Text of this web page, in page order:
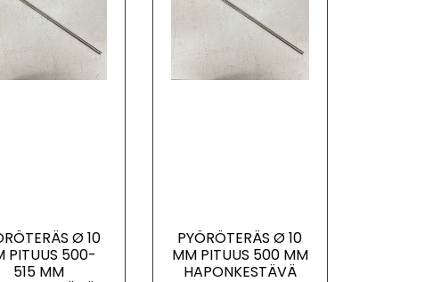
Ø 10
PITUUS 500-
515 MM
PYÖRÖTERÄS Ø 10
MM PITUUS 500 MM
HAPONKESTÄVÄ